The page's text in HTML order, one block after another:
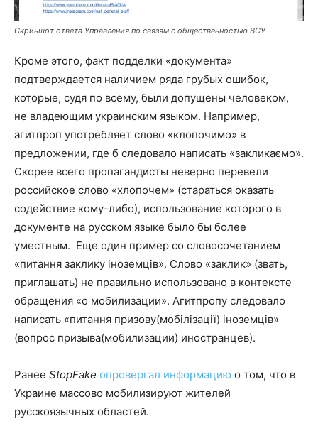
Скриншот ответа Управления по связям с общественностью ВСУ
Кроме этого, факт подделки «документа»
подтверждается наличием ряда грубых ошибок,
которые, судя по всему, были допущены человеком,
не владеющим украинским языком. Например,
агитпроп употребляет слово «клопочимо» в
предложении, где б следовало написать «закликаємо».
Скорее всего пропагандисты неверно перевели
российское слово «хлопочем» (стараться оказать
содействие кому-либо), использование которого в
документе на русском языке было бы более
уместным. Еще один пример со словосочетанием
«питання заклику іноземців». Слово «заклик» (звать,
приглашать) не правильно использовано в контексте
обращения «о мобилизации». Агитпропу следовало
написать «питання призову(мобілізації) іноземців»
(вопрос призыва(мобилизации) иностранцев).
Ранее StopFake опровергал информацию о том, что в
Украине массово мобилизируют жителей
русскоязычных областей.